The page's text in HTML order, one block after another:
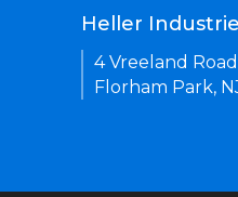
Heller
4 Vreeland
Florham Park,